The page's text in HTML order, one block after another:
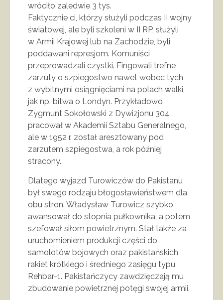
wróciło zaledwie 3 tys.
Faktycznie ci, którzy służyli podczas II wojny
światowej, ale byli szkoleni w II RP, służyli
w Armii Krajowej lub na Zachodzie, byli
poddawani represjom. Komuniści
przeprowadzali czystki. Fingowali trefne
zarzuty o szpiegostwo nawet wobec tych
z wybitnymi osiągnięciami na polach walki,
jak np. bitwa o Londyn. Przykładowo
Zygmunt Sokołowski z Dywizjonu 304
pracował w Akademii Sztabu Generalnego,
ale w 1952 r. został aresztowany pod
zarzutem szpiegostwa, a rok później
stracony.
Dlatego wyjazd Turowiczów do Pakistanu
był swego rodzaju błogosławieństwem dla
obu stron. Władysław Turowicz szybko
awansował do stopnia pułkownika, a potem
szefował siłom powietrznym. Stał także za
uruchomieniem produkcji części do
samolotów bojowych oraz pakistańskich
rakiet krótkiego i średniego zasięgu typu
Rehbar-1. Pakistańczycy zawdzięczają mu
zbudowanie powietrznej potęgi swojej armii.